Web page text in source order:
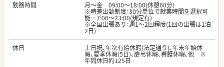
勤務時間
月～金 09:00～18:00(休憩60分)
※時差出勤制度：30分単位で就業時間を選択可
能…7:00～23:00(規定有)
※全国出張あり：週1～2回程度(1回の出張は1泊
2日)
休日
土日祝、年次有給休暇(法定通り)、年末年始休
暇、夏季休暇(5日)、慶弔休暇、看護休暇、他 ※
年間休日約125日